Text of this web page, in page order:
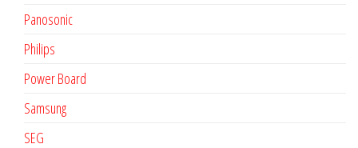
Panosonic
Philips
Power Board
Samsung
SEG